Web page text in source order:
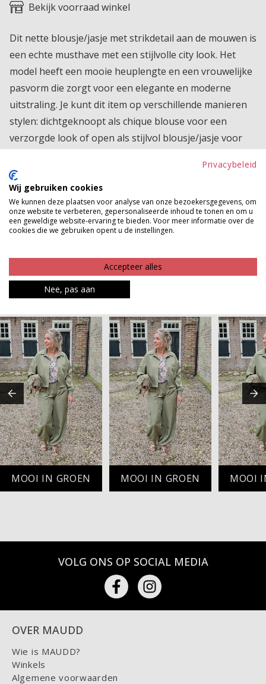
Bekijk voorraad winkel
Dit nette blousje/jasje met strikdetail aan de mouwen is
een echte musthave met een stijlvolle city look. Het
model heeft een mooie heuplengte en een vrouwelijke
pasvorm die zorgt voor een elegante en moderne
uitstraling. Je kunt dit item op verschillende manieren
stylen: dichtgeknoopt als chique blouse voor een
verzorgde look of open als stijlvol blousje/jasje voor
strikjes aan de manchetten geven een verfijnd detail
dat het item net dat beetje extra geeft. Een veelzijdig en
stijlvol item dat moeiteloos klasse en speelsheid
combineert en perfect past in elke garderobe.
MAAK JE LOOK COMPLEET
MOOI IN GROEN MOOI IN GROEN MOOI
VOLG ONS OP SOCIAL MEDIA
OVER MAUDD
Wie is MAUDD?
Winkels
Algemene voorwaarden
Privacybeleid
Wij gebruiken cookies
We kunnen deze plaatsen voor analyse van onze bezoekersgegevens, om
onze website te verbeteren, gepersonaliseerde inhoud te tonen en om u
een geweldige website-ervaring te bieden. Voor meer informatie over de
cookies die we gebruiken opent u de instellingen.
Accepteer alles
Nee, pas aan